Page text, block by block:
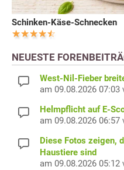
Schinken-Käse-Schnecken
NEUESTE
West-Nil-Fieber
am 09.08.2026 07:03
Helmpflicht auf E-
am 09.08.2026 06:57
Diese Fotos zeigen,
Haustiere sind
am 09.08.2026 05:12